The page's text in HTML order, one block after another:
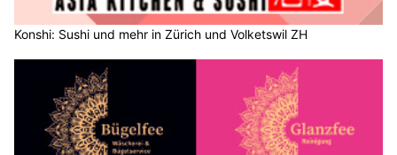
Konshi: Sushi und mehr in Zürich und Volketswil ZH